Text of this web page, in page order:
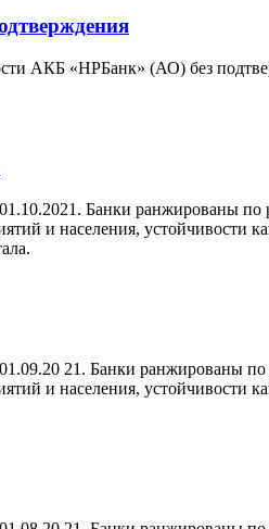
АКБ «НРБанк» (АО) без
Банки ранжированы по
и населения,
21. Банки ранжированы
и населения,